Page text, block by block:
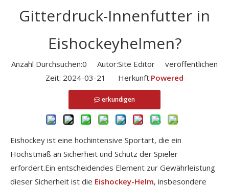
Gitterdruck-Innenfutter in
Eishockeyhelmen?
Anzahl Durchsuchen:0 Autor:Site Editor veröffentlichen
Zeit: 2024-03-21 Herkunft:Powered
erkundigen
Eishockey ist eine hochintensive Sportart, die ein
Höchstmaß an Sicherheit und Schutz der Spieler
erfordert.Ein entscheidendes Element zur Gewährleistung
dieser Sicherheit ist die Eishockey-Helm, insbesondere